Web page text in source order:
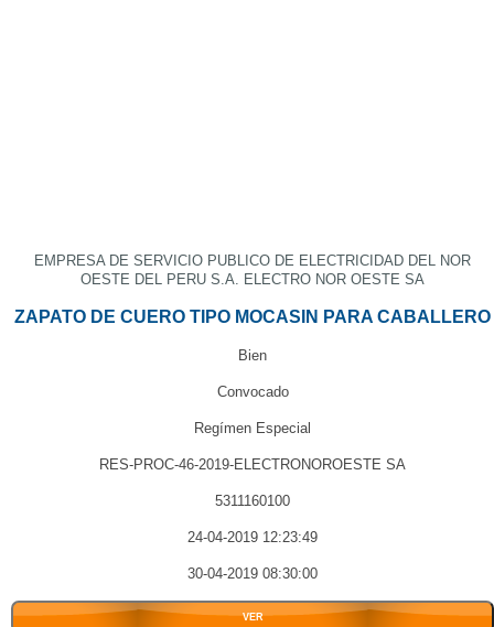
EMPRESA DE SERVICIO PUBLICO DE ELECTRICIDAD DEL NOR
OESTE DEL PERU S.A. ELECTRO NOR OESTE SA
ZAPATO DE CUERO TIPO MOCASIN PARA CABALLERO
Bien
Convocado
Regímen Especial
RES-PROC-46-2019-ELECTRONOROESTE SA
5311160100
24-04-2019 12:23:49
30-04-2019 08:30:00
VER